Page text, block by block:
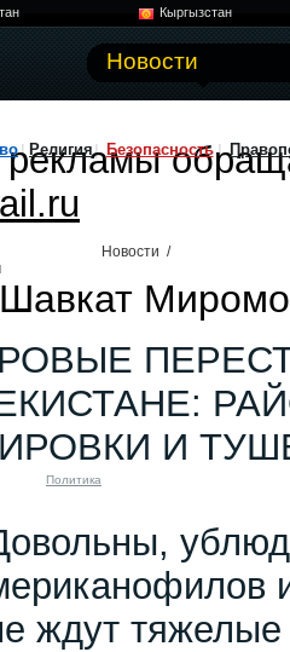
Кыргызстан
Новости
Религия Безопасность
Новости /
И
Политика
ждут